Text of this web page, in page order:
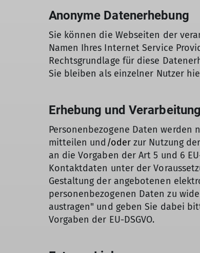
Anonyme Datenerhebung
Sie können die Webseiten der
Namen Ihres Internet Service
Rechtsgrundlage für diese
Sie bleiben als einzelner Nutzer
Erhebung und
Personenbezogene Daten werden
mitteilen und /oderzur Nutzung
an die Vorgaben der Art 5 und 6
Kontaktdaten unter der
Gestaltung der angebotenen
personenbezogenen Daten zu
austragen" und geben Sie dabei
Vorgaben der EU-DSGVO.